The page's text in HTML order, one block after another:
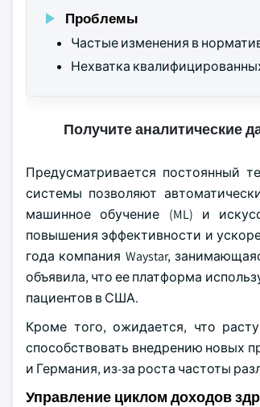
Проблемы
Частые изменения в
Нехватка
Получите аналитические
Предусматривается постоянный
системы позволяют
машинное обучение (ML) и
повышения эффективности и
года компания Waystar,
объявила, что ее платформа
пациентов в США.
Кроме того, ожидается, что
способствовать внедрению новых
и Германия, из-за роста частоты
Управление циклом доходов